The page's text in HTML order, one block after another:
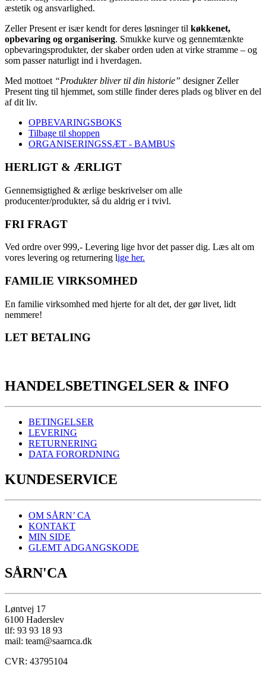
æstetik og ansvarlighed.
Zeller Present er især kendt for deres løsninger til køkkenet,
opbevaring og organisering. Smukke kurve og gennemtænkte
opbevaringsprodukter, der skaber orden uden at virke stramme – og
som passer naturligt ind i hverdagen.
Med mottoet “Produkter bliver til din historie” designer Zeller
Present ting til hjemmet, som stille finder deres plads og bliver en del
af dit liv.
OPBEVARINGSBOKS
Tilbage til shoppen
ORGANISERINGSSÆT - BAMBUS
HERLIGT & ÆRLIGT
Gennemsigtighed & ærlige beskrivelser om alle
producenter/produkter, så du aldrig er i tvivl.
FRI FRAGT
Ved ordre over 999,- Levering lige hvor det passer dig. Læs alt om
vores levering og returnering lige her.
FAMILIE VIRKSOMHED
En familie virksomhed med hjerte for alt det, der gør livet, lidt
nemmere!
LET BETALING
HANDELSBETINGELSER & INFO
BETINGELSER
LEVERING
RETURNERING
DATA FORORDNING
KUNDESERVICE
OM SÅRN’ CA
KONTAKT
MIN SIDE
GLEMT ADGANGSKODE
SÅRN'CA
Løntvej 17
6100 Haderslev
tlf: 93 93 18 93
mail: team@saarnca.dk
CVR: 43795104